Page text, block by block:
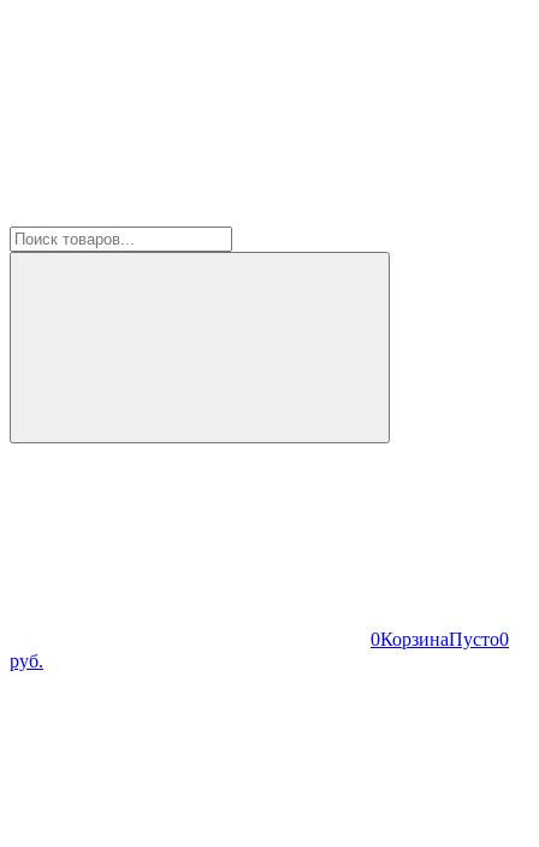
0КорзинаПусто0
руб.